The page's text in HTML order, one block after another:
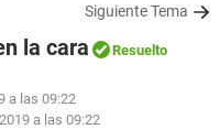
Siguiente Tema
la cara Resuelto
a las 09:22
a las 09:22